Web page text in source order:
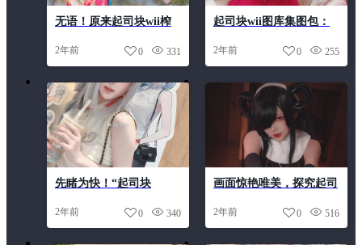
无语！原来起司块wii榨
了
2年前 331
0
起司块wii图库集图包：
2年前 255
0
先睹为快！“起司块
你惊叹不已
2年前 340
0
画面惊艳唯美，探究起司
2年前 516
0